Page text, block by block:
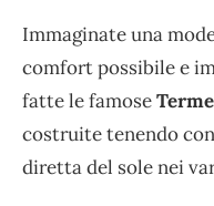
Immaginate una
comfort possibile e
fatte le famose
costruite tenendo
diretta del sole nei